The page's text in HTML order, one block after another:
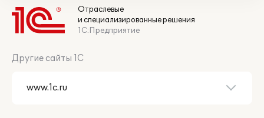
Отраслевые
и специализированные решения
1С:Предприятие
Другие сайты 1С